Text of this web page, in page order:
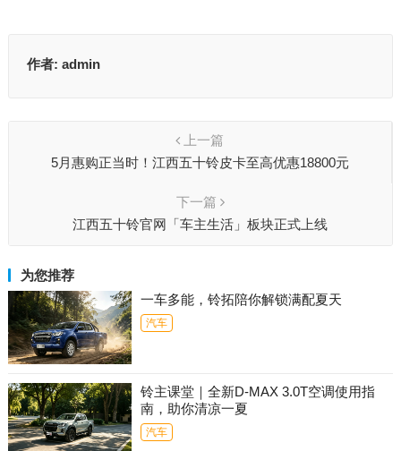
作者: admin
上一篇
5月惠购正当时！江西五十铃皮卡至高优惠18800元
下一篇
江西五十铃官网「车主生活」板块正式上线
为您推荐
一车多能，铃拓陪你解锁满配夏天
汽车
铃主课堂｜全新D-MAX 3.0T空调使用指
南，助你清凉一夏
汽车